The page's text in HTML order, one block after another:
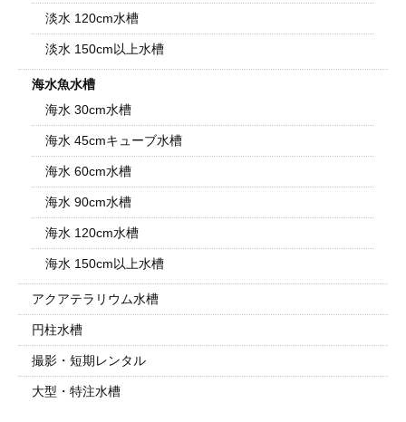
淡水 120cm水槽
淡水 150cm以上水槽
海水魚水槽
海水 30cm水槽
海水 45cmキューブ水槽
海水 60cm水槽
海水 90cm水槽
海水 120cm水槽
海水 150cm以上水槽
アクアテラリウム水槽
円柱水槽
撮影・短期レンタル
大型・特注水槽